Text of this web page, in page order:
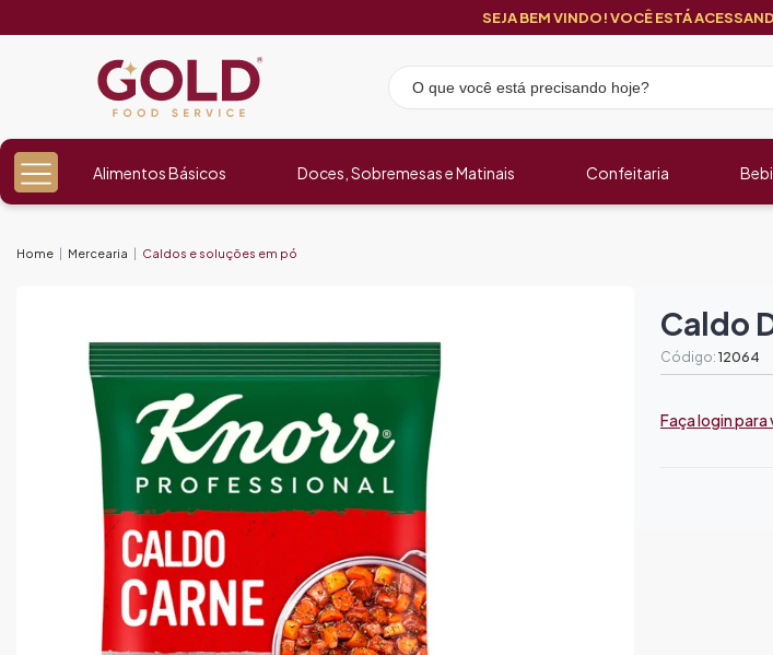
SEJA BEM VINDO! VOCÊ ESTÁ
Alimentos Básicos Doces, Sobremesas e Matinais Confeitaria
Home Mercearia Caldos e soluções em pó
Caldo
Código: 12064
Faça login para